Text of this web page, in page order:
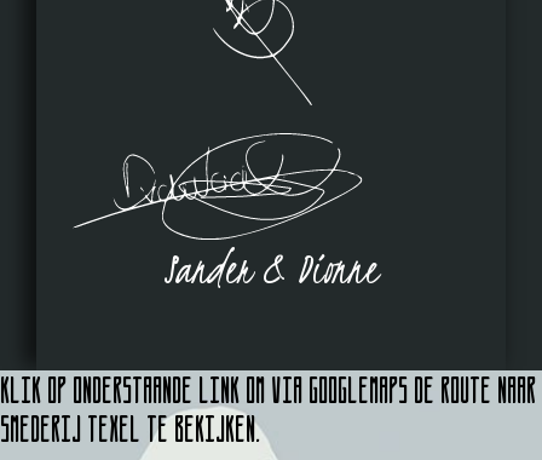
Sander & Dionne
Klik op onderstaande link om via Googlemaps de route naar
Smederij Texel te bekijken.